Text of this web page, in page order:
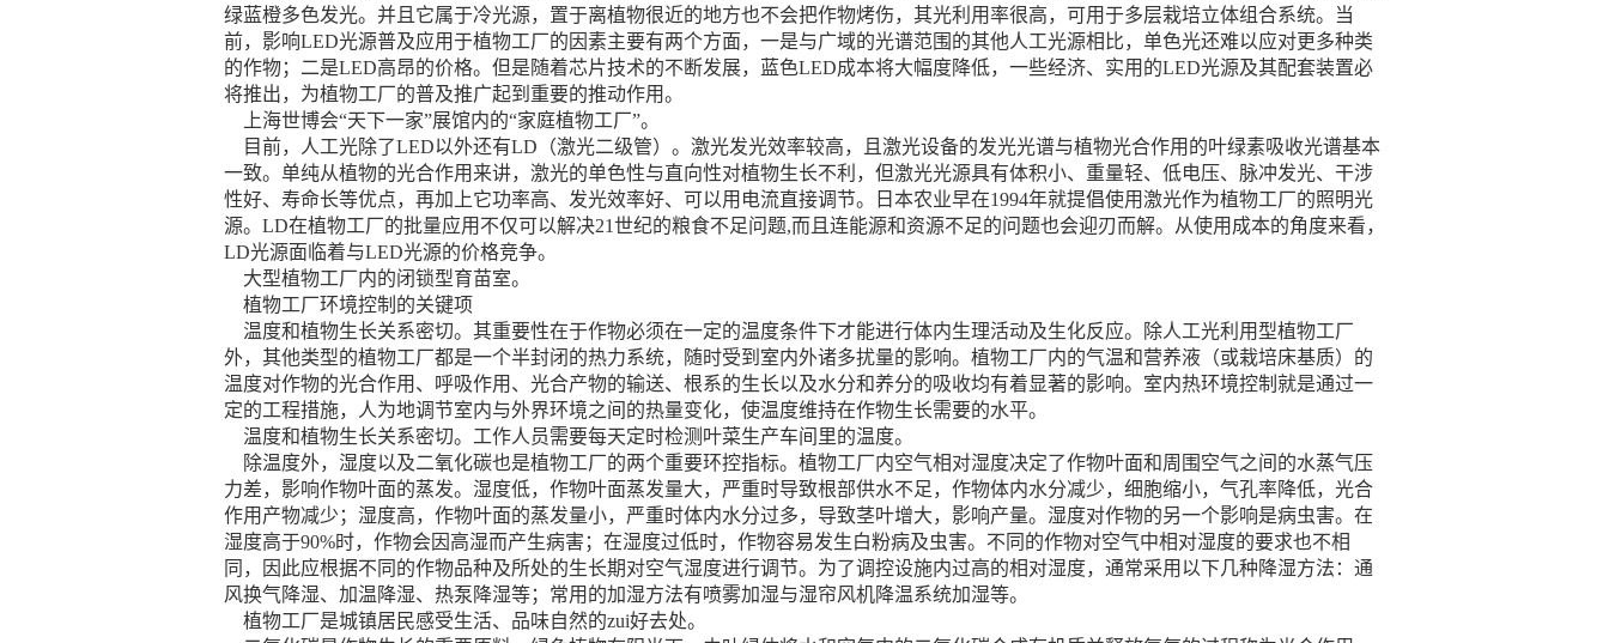
绿蓝橙多色发光。并且它属于冷光源，置于离植物很近的地方也不会把作物烤伤，其光利用率很高，可用于多层栽培立体组合系统。当
前，影响LED光源普及应用于植物工厂的因素主要有两个方面，一是与广域的光谱范围的其他人工光源相比，单色光还难以应对更多种类
的作物；二是LED高昂的价格。但是随着芯片技术的不断发展，蓝色LED成本将大幅度降低，一些经济、实用的LED光源及其配套装置必
将推出，为植物工厂的普及推广起到重要的推动作用。
上海世博会“天下一家”展馆内的“家庭植物工厂”。
目前，人工光除了LED以外还有LD（激光二级管）。激光发光效率较高，且激光设备的发光光谱与植物光合作用的叶绿素吸收光谱基本
一致。单纯从植物的光合作用来讲，激光的单色性与直向性对植物生长不利，但激光光源具有体积小、重量轻、低电压、脉冲发光、干涉
性好、寿命长等优点，再加上它功率高、发光效率好、可以用电流直接调节。日本农业早在1994年就提倡使用激光作为植物工厂的照明光
源。LD在植物工厂的批量应用不仅可以解决21世纪的粮食不足问题,而且连能源和资源不足的问题也会迎刃而解。从使用成本的角度来看，
LD光源面临着与LED光源的价格竞争。
大型植物工厂内的闭锁型育苗室。
植物工厂环境控制的关键项
温度和植物生长关系密切。其重要性在于作物必须在一定的温度条件下才能进行体内生理活动及生化反应。除人工光利用型植物工厂
外，其他类型的植物工厂都是一个半封闭的热力系统，随时受到室内外诸多扰量的影响。植物工厂内的气温和营养液（或栽培床基质）的
温度对作物的光合作用、呼吸作用、光合产物的输送、根系的生长以及水分和养分的吸收均有着显著的影响。室内热环境控制就是通过一
定的工程措施，人为地调节室内与外界环境之间的热量变化，使温度维持在作物生长需要的水平。
温度和植物生长关系密切。工作人员需要每天定时检测叶菜生产车间里的温度。
除温度外，湿度以及二氧化碳也是植物工厂的两个重要环控指标。植物工厂内空气相对湿度决定了作物叶面和周围空气之间的水蒸气压
力差，影响作物叶面的蒸发。湿度低，作物叶面蒸发量大，严重时导致根部供水不足，作物体内水分减少，细胞缩小，气孔率降低，光合
作用产物减少；湿度高，作物叶面的蒸发量小，严重时体内水分过多，导致茎叶增大，影响产量。湿度对作物的另一个影响是病虫害。在
湿度高于90%时，作物会因高湿而产生病害；在湿度过低时，作物容易发生白粉病及虫害。不同的作物对空气中相对湿度的要求也不相
同，因此应根据不同的作物品种及所处的生长期对空气湿度进行调节。为了调控设施内过高的相对湿度，通常采用以下几种降湿方法：通
风换气降湿、加温降湿、热泵降湿等；常用的加湿方法有喷雾加湿与湿帘风机降温系统加湿等。
植物工厂是城镇居民感受生活、品味自然的zui好去处。